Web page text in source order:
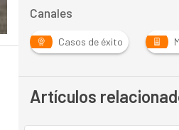
Canales
Casos de éxito
Artículos